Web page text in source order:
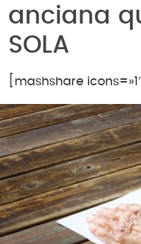
anciana
SOLA
[mashshare